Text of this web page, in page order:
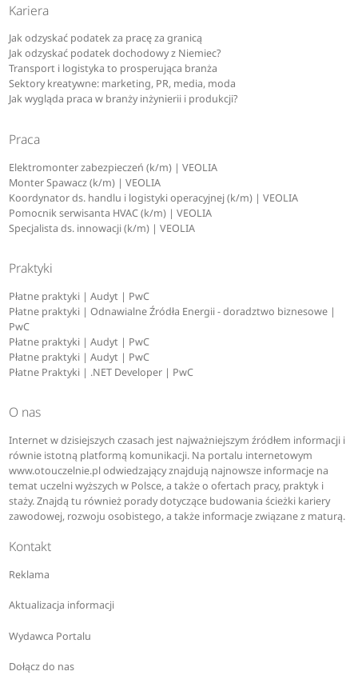
Kariera
Jak odzyskać podatek za pracę za granicą
Jak odzyskać podatek dochodowy z Niemiec?
Transport i logistyka to prosperująca branża
Sektory kreatywne: marketing, PR, media, moda
Jak wygląda praca w branży inżynierii i produkcji?
Praca
Elektromonter zabezpieczeń (k/m) | VEOLIA
Monter Spawacz (k/m) | VEOLIA
Koordynator ds. handlu i logistyki operacyjnej (k/m) | VEOLIA
Pomocnik serwisanta HVAC (k/m) | VEOLIA
Specjalista ds. innowacji (k/m) | VEOLIA
Praktyki
Płatne praktyki | Audyt | PwC
Płatne praktyki | Odnawialne Źródła Energii - doradztwo biznesowe |
PwC
Płatne praktyki | Audyt | PwC
Płatne praktyki | Audyt | PwC
Płatne Praktyki | .NET Developer | PwC
O nas
Internet w dzisiejszych czasach jest najważniejszym źródłem informacji i
równie istotną platformą komunikacji. Na portalu internetowym
www.otouczelnie.pl odwiedzający znajdują najnowsze informacje na
temat uczelni wyższych w Polsce, a także o ofertach pracy, praktyk i
staży. Znajdą tu również porady dotyczące budowania ścieżki kariery
zawodowej, rozwoju osobistego, a także informacje związane z maturą.
Kontakt
Reklama
Aktualizacja informacji
Wydawca Portalu
Dołącz do nas